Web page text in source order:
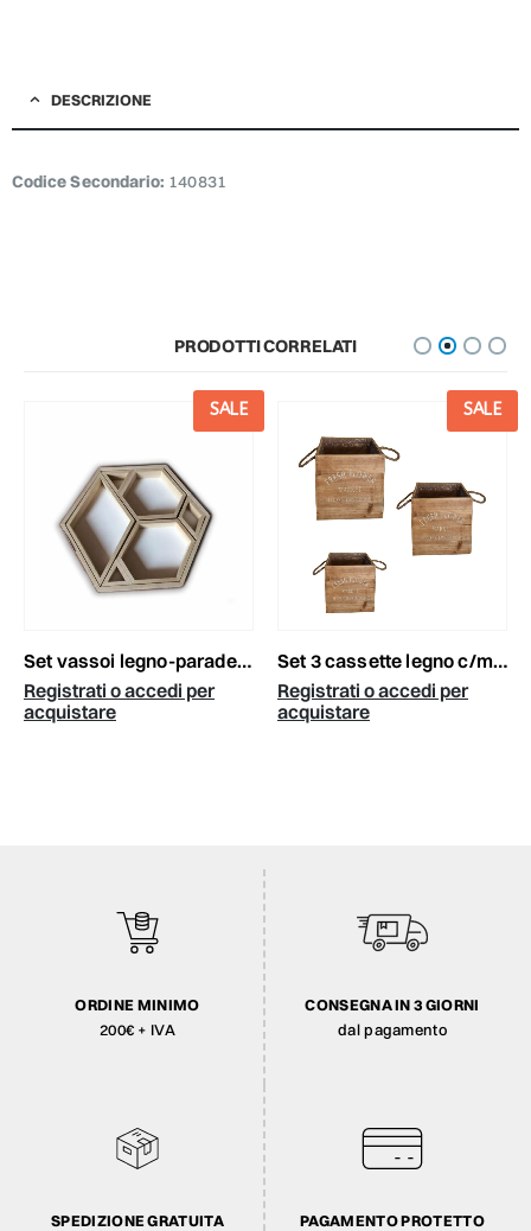
DESCRIZIONE
Codice Secondario: 140831
PRODOTTI CORRELATI
SALE
set vassoi legno-paradediamond- cm.32,5 h.3,5 bianco hx
Registrati o accedi per
acquistare
SALE
set 3 cassette legno c/manici 18-15-12x18-5-12 h.18-15-12 natur
Registrati o accedi per
acquistare
ORDINE MINIMO
200€ + IVA
CONSEGNA IN 3 GIORNI
dal pagamento
SPEDIZIONE GRATUITA
PAGAMENTO PROTETTO